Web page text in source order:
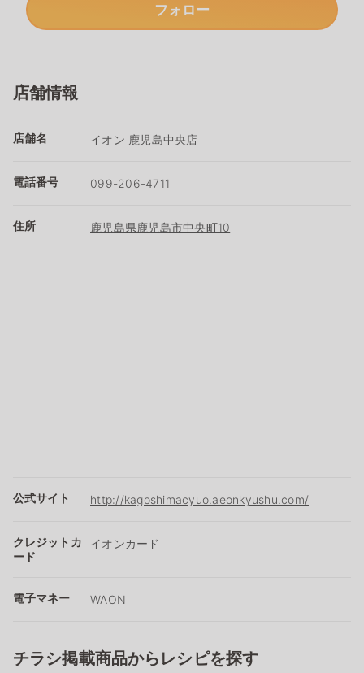
フォロー
店舗情報
店舗名 イオン 鹿児島中央店
電話番号 099-206-4711
住所 鹿児島県鹿児島市中央町10
公式サイト http://kagoshimacyuo.aeonkyushu.com/
クレジットカ
ード
イオンカード
電子マネー WAON
チラシ掲載商品からレシピを探す